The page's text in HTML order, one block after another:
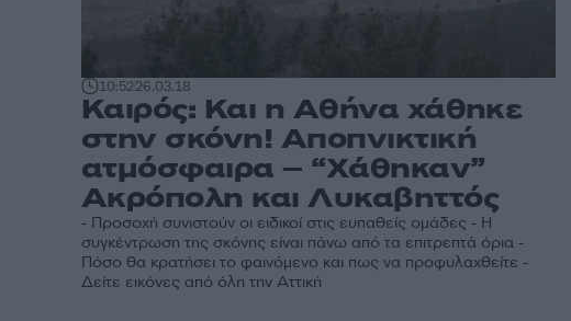
10:5226.03.18
Καιρός: Και η Αθήνα χάθηκε
στην σκόνη! Αποπνικτική
ατμόσφαιρα – “Χάθηκαν”
Ακρόπολη και Λυκαβηττός
- Προσοχή συνιστούν οι ειδικοί στις ευπαθείς ομάδες - Η
συγκέντρωση της σκόνης είναι πάνω από τα επιτρεπτά όρια -
Πόσο θα κρατήσει το φαινόμενο και πως να προφυλαχθείτε -
Δείτε εικόνες από όλη την Αττική